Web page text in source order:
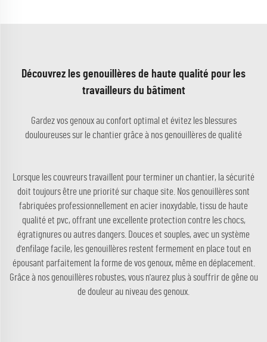
Découvrez les genouillères de haute qualité pour les
travailleurs du bâtiment
Gardez vos genoux au confort optimal et évitez les blessures
douloureuses sur le chantier grâce à nos genouillères de qualité
Lorsque les couvreurs travaillent pour terminer un chantier, la sécurité
doit toujours être une priorité sur chaque site. Nos genouillères sont
fabriquées professionnellement en acier inoxydable, tissu de haute
qualité et pvc, offrant une excellente protection contre les chocs,
égratignures ou autres dangers. Douces et souples, avec un système
d'enfilage facile, les genouillères restent fermement en place tout en
épousant parfaitement la forme de vos genoux, même en déplacement.
Grâce à nos genouillères robustes, vous n'aurez plus à souffrir de gêne ou
de douleur au niveau des genoux.